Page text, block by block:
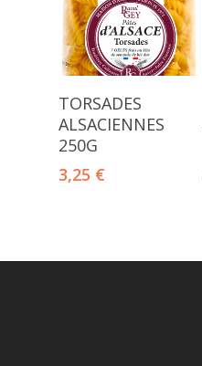
Ajouter Au
Panier
TORSADES
ALSACIENNES
250G
3,25 €